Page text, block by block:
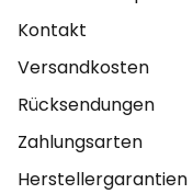
Kontakt
Versandkosten
Rücksendungen
Zahlungsarten
Herstellergarantien